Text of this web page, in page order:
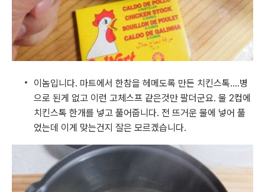
이놈입니다. 마트에서 한참을 헤메도록 만든 치킨스톡....병
으로 된게 없고 이런 고체스프 같은것만 팔더군요. 물 2컵에
치킨스톡 한개를 넣고 풀어줍니다. 전 뜨거운 물에 넣어 풀
었는데 이게 맞는건지 잘은 모르겠습니다.